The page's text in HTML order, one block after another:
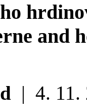
and
| 4. 11.